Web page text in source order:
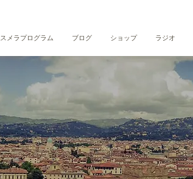
スメラプログラム ブログ ショップ ラジオ